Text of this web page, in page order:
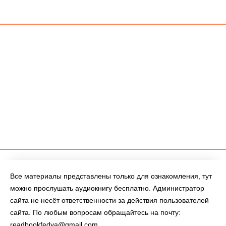
Все материалы представлены только для ознакомления, тут
можно прослушать аудиокнигу бесплатно. Администратор
сайта не несёт ответственности за действия пользователей
сайта. По любым вопросам обращайтесь на почту:
readbookfedya@gmail.com